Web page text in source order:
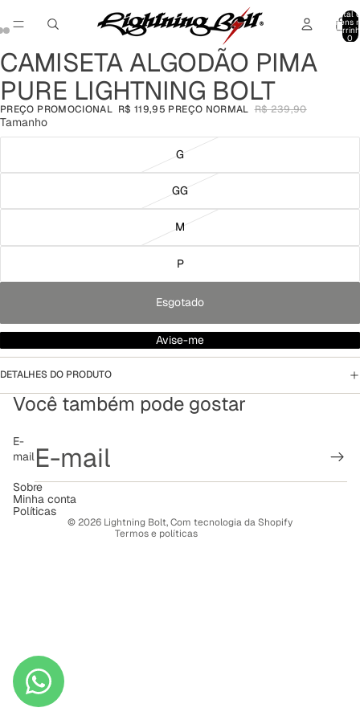
Total
itens
0
Abrir
imagem
em
tela
cheia
Abrir
imagem
em
tela
cheia
Abrir
imagem
em
tela
cheia
CAMISETA ALGODÃO PIMA
PURE LIGHTNING BOLT
PREÇO PROMOCIONAL R$ 119,95 PREÇO NORMAL R$ 239,90
Tamanho
G
GG
M
P
Esgotado
Avise-me
DETALHES DO PRODUTO
Você também pode gostar
E-
mail
Sobre
Minha conta
Políticas
© 2026 Lightning Bolt,Com tecnologia da Shopify
Termos e políticas
Política de privacidade
Termos de serviço
Política de frete